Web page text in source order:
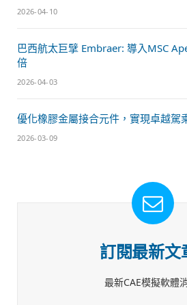
2026-04-10
巴西航太巨擘 Embraer: 導入MSC
倍
2026-04-03
優化橡膠金屬接合元件，實現卓越駕
2026-03-09
訂閱最新文
最新CAE模擬軟體